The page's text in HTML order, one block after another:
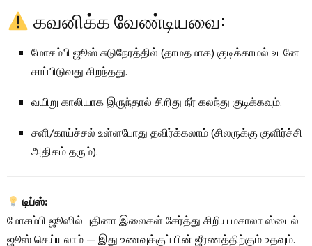
கவனிக்க வேண்டியவை:
மோசம்பி ஜூஸ் சுடுநேரத்தில் (தாமதமாக) குடிக்காமல் உடனே
சாப்பிடுவது சிறந்தது.
வயிறு காலியாக இருந்தால் சிறிது நீர் கலந்து குடிக்கவும்.
சளி/காய்ச்சல் உள்ளபோது தவிர்க்கலாம் (சிலருக்கு குளிர்ச்சி
அதிகம் தரும்).
டிப்ஸ்:
மோசம்பி ஜூஸில் புதினா இலைகள் சேர்த்து சிறிய மசாலா ஸ்டைல்
ஜூஸ் செய்யலாம் — இது உணவுக்குப் பின் ஜீரணத்திற்கும் உதவும்.